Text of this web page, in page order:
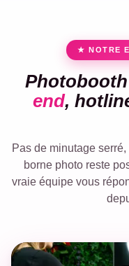
★ NOTRE
end,
Pas de minutage
borne photo reste
vraie équipe vous